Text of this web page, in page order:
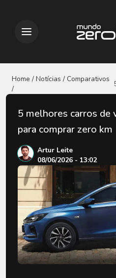
Home / Notícias / Comparativos
/
5 melhores carros de
para comprar zero km
Artur Leite
08/06/2026 - 13:02